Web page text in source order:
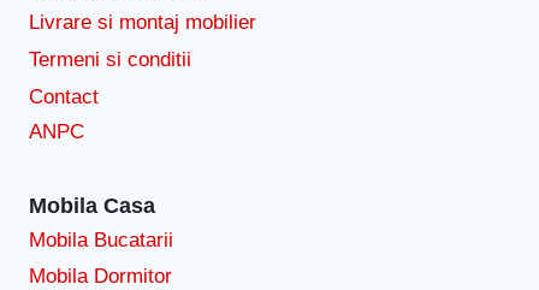
Livrare si montaj mobilier
Termeni si conditii
Contact
ANPC
Mobila Casa
Mobila Bucatarii
Mobila Dormitor